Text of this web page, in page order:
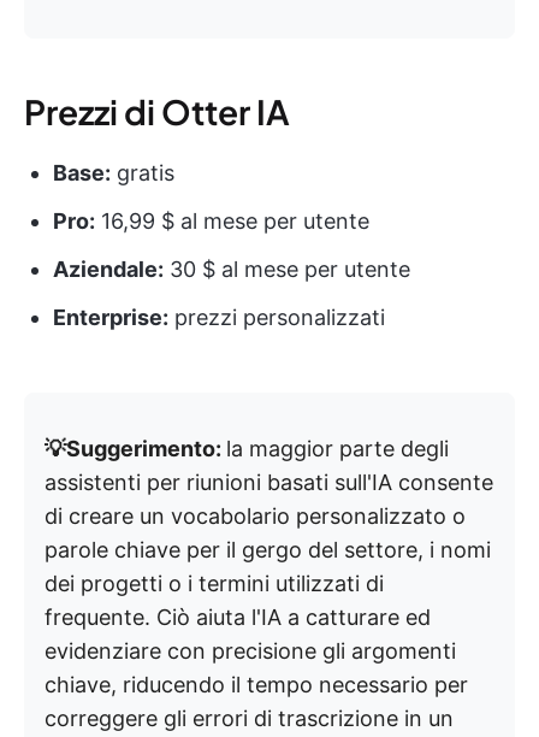
Prezzi di Otter IA
Base: gratis
Pro: 16,99 $ al mese per utente
Aziendale: 30 $ al mese per utente
Enterprise: prezzi personalizzati
💡Suggerimento: la maggior parte degli
assistenti per riunioni basati sull'IA consente
di creare un vocabolario personalizzato o
parole chiave per il gergo del settore, i nomi
dei progetti o i termini utilizzati di
frequente. Ciò aiuta l'IA a catturare ed
evidenziare con precisione gli argomenti
chiave, riducendo il tempo necessario per
correggere gli errori di trascrizione in un